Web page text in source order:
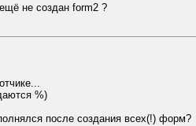
не создан form2 ?
%)
после создания всех(!) форм?